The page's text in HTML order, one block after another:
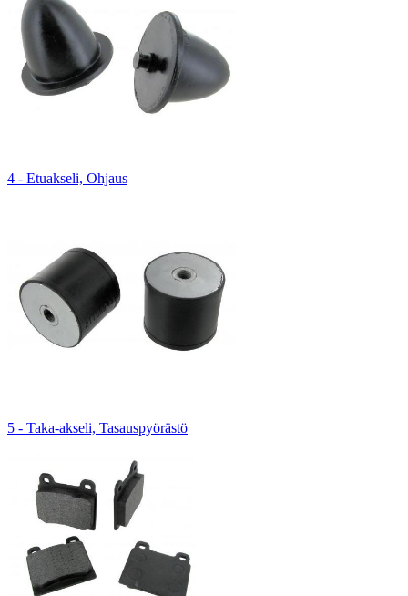
4 - Etuakseli, Ohjaus
5 - Taka-akseli, Tasauspyörästö